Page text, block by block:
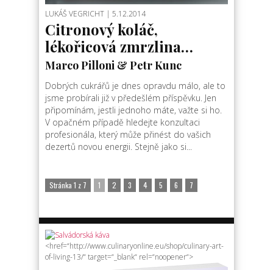
LUKÁŠ VEGRICHT | 5.12.2014
Citronový koláč,
lékořicová zmrzlina…
Marco Pilloni & Petr Kunc
Dobrých cukrářů je dnes opravdu málo, ale to
jsme probírali již v předešlém příspěvku. Jen
připomínám, jestli jednoho máte, važte si ho.
V opačném případě hledejte konzultaci
profesionála, který může přinést do vašich
dezertů novou energii. Stejně jako si...
Stránka 1 z 7 1 2 3 4 5 6 7
<href=“http://www.culinaryonline.eu/shop/culinary-art-
of-living-13/“ target=“_blank“ rel=“noopener“>